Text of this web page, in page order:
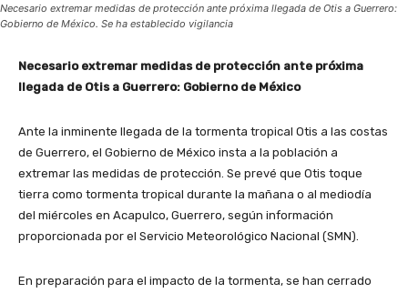
Necesario extremar medidas de protección ante próxima llegada de Otis a Guerrero:
Gobierno de México. Se ha establecido vigilancia
Necesario extremar medidas de protección ante próxima
llegada de Otis a Guerrero: Gobierno de México
Ante la inminente llegada de la tormenta tropical Otis a las costas
de Guerrero, el Gobierno de México insta a la población a
extremar las medidas de protección. Se prevé que Otis toque
tierra como tormenta tropical durante la mañana o al mediodía
del miércoles en Acapulco, Guerrero, según información
proporcionada por el Servicio Meteorológico Nacional (SMN).
En preparación para el impacto de la tormenta, se han cerrado